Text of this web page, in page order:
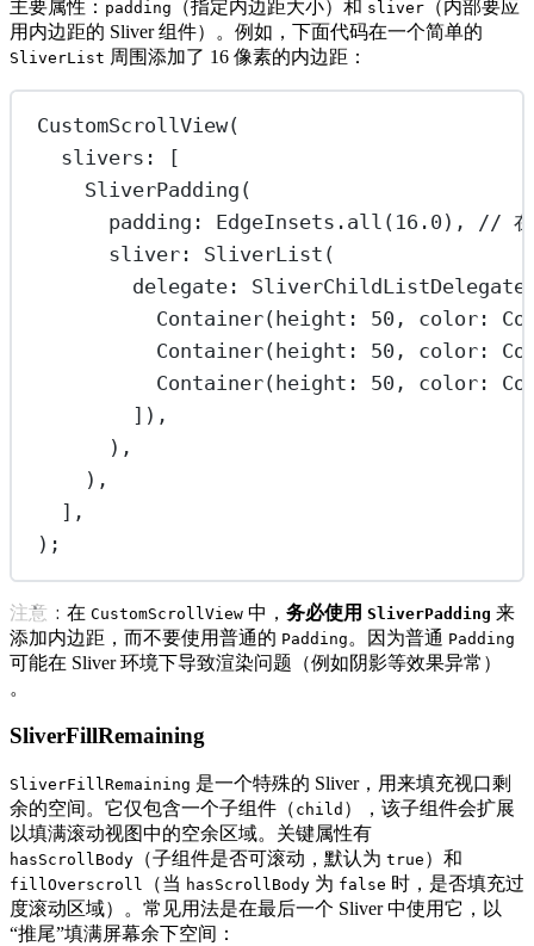
主要属性： padding （指定内边距大小）和 sliver （内部要应
用内边距的 Sliver 组件）。例如，下面代码在一个简单的
SliverList 周围添加了 16 像素的内边距：
CustomScrollView(
slivers :
[
SliverPadding (
padding : EdgeInsets . all ( 16.0 ), // 在
sliver : SliverList (
delegate : SliverChildListDelegate
Container(height : 50 , color :
Container(height : 50 , color :
Container(height : 50 , color :
]),
),
),
],
);
注意：在 CustomScrollView 中， 务必使用 SliverPadding 来
添加内边距，而不要使用普通的 Padding 。因为普通 Padding
可能在 Sliver 环境下导致渲染问题（例如阴影等效果异常）
。
SliverFillRemaining
SliverFillRemaining 是一个特殊的 Sliver，用来填充视口剩
余的空间。它仅包含一个子组件（ child ），该子组件会扩展
以填满滚动视图中的空余区域。关键属性有
hasScrollBody （子组件是否可滚动，默认为 true ）和
fillOverscroll （当 hasScrollBody 为 false 时，是否填充过
度滚动区域）。常见用法是在最后一个 Sliver 中使用它，以
“推尾”填满屏幕余下空间：